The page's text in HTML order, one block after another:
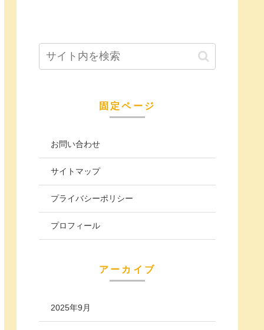
固定ページ
お問い合わせ
サイトマップ
プライバシーポリシー
プロフィール
アーカイブ
2025年9月